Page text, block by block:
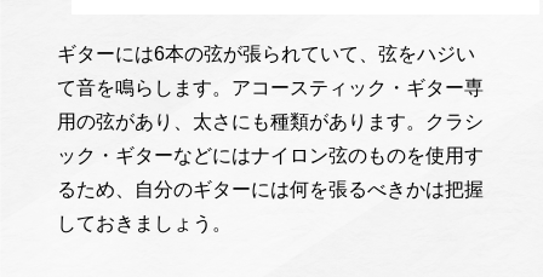
ギターには6本の弦が張られていて、弦をハジい
て音を鳴らします。アコースティック・ギター専
用の弦があり、太さにも種類があります。クラシ
ック・ギターなどにはナイロン弦のものを使用す
るため、自分のギターには何を張るべきかは把握
しておきましょう。